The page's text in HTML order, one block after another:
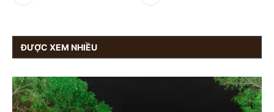
ĐƯỢC XEM NHIỀU